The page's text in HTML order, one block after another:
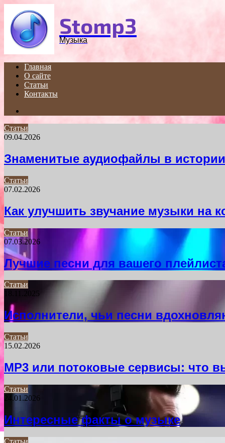
Stomp3
Музыка
Главная
О сайте
Статьи
Контакты
Статьи
09.04.2026
Знаменитые аудиофайлы в
Статьи
07.02.2026
Как улучшить звучание музыки на
Статьи
07.03.2026
Лучшие песни для вашего
Статьи
18.11.2025
Исполнители, чьи песни
Статьи
15.02.2026
MP3 или потоковые сервисы: что
Статьи
24.01.2026
Интересные факты о музыке
Статьи